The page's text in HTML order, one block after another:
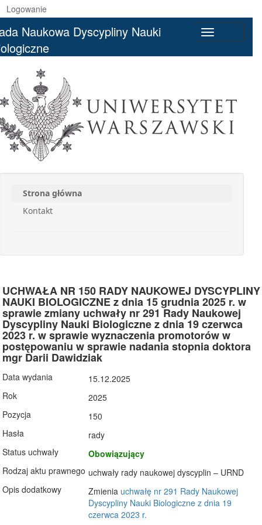
Logowanie
navigation
Naukowa Dyscypliny Nauki
Strona główna
Kontakt
UCHWAŁA NR 150 RADY NAUKOWEJ DYSCYPLINY
NAUKI BIOLOGICZNE z dnia 15 grudnia 2025 r. w
sprawie zmiany uchwały nr 291 Rady Naukowej
Dyscypliny Nauki Biologiczne z dnia 19 czerwca
2023 r. w sprawie wyznaczenia promotorów w
postępowaniu w sprawie nadania stopnia doktora
mgr Darii Dawidziak
Data wydania
15.12.2025
Rok
2025
Pozycja
150
Hasła
rady
Status uchwały
Obowiązujący
Rodzaj aktu prawnego uchwały rady naukowej dyscyplin – URND
Opis dodatkowy
​Zmienia uchwałę nr 291 Rady Naukowej
Dyscypliny Nauki Biologiczne z dnia 19
czerwca 2023 r.​